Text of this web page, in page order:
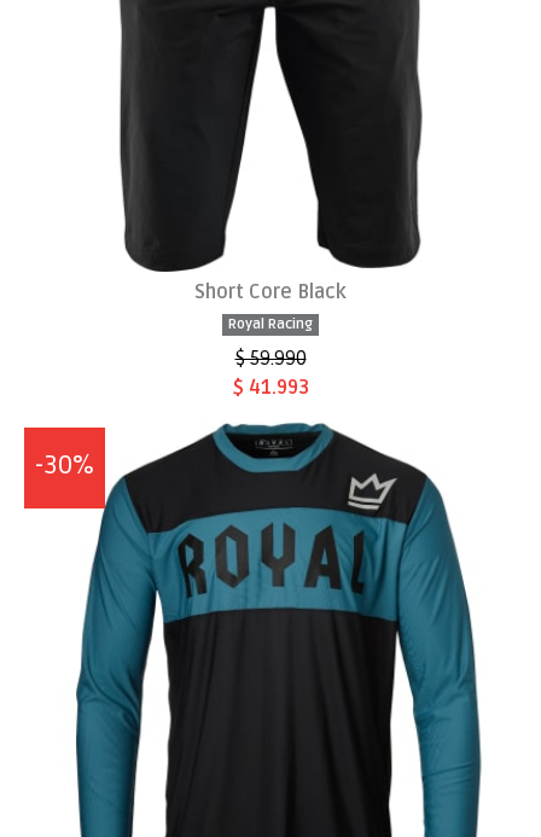
Short Core Black
Royal Racing
$ 59.990
$ 41.993
-30%